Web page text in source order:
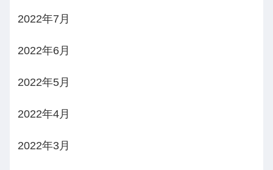
2022年7月
2022年6月
2022年5月
2022年4月
2022年3月